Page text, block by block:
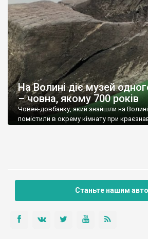
На Волині діє музей
– човна, якому 700 років
Човен-довбанку, який знайшли на
помістили в окрему кімнату при
довжина більше […]
Станьте нашим